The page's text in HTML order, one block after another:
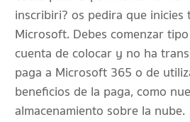
inscribiri? os pedira que inicies
Microsoft. Debes comenzar
cuenta de colocar y no ha
paga a Microsoft 365 o de
beneficios de la paga, como
almacenamiento sobre la nube.